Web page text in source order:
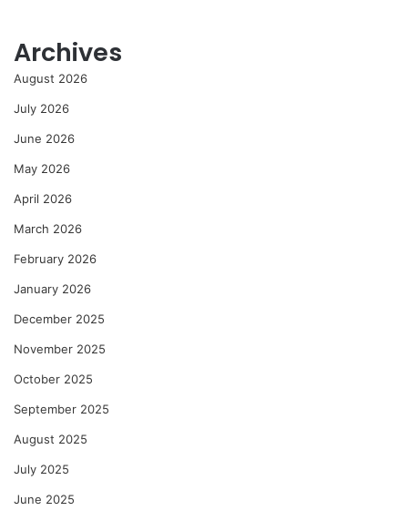
Archives
August 2026
July 2026
June 2026
May 2026
April 2026
March 2026
February 2026
January 2026
December 2025
November 2025
October 2025
September 2025
August 2025
July 2025
June 2025